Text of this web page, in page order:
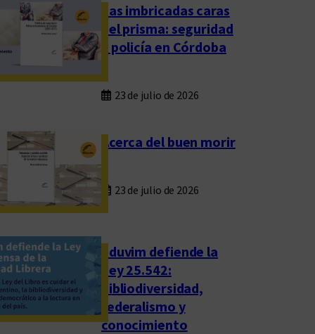
Las imbricadas caras
del prisma: seguridad
y policía en Córdoba
23 de julio de 2026
Acerca del buen morir
23 de julio de 2026
Eduvim defiende la
Ley 25.542:
bibliodiversidad,
federalismo y
conocimiento